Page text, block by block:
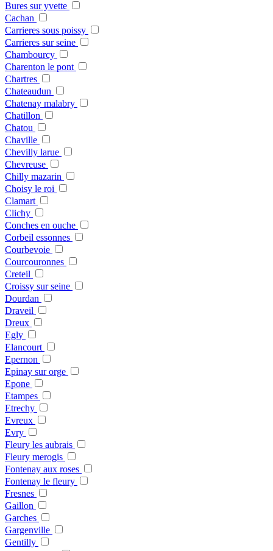
Bures sur yvette
Cachan
Carrieres sous poissy
Carrieres sur seine
Chambourcy
Charenton le pont
Chartres
Chateaudun
Chatenay malabry
Chatillon
Chatou
Chaville
Chevilly larue
Chevreuse
Chilly mazarin
Choisy le roi
Clamart
Clichy
Conches en ouche
Corbeil essonnes
Courbevoie
Courcouronnes
Creteil
Croissy sur seine
Dourdan
Draveil
Dreux
Egly
Elancourt
Epernon
Epinay sur orge
Epone
Etampes
Etrechy
Evreux
Evry
Fleury les aubrais
Fleury merogis
Fontenay aux roses
Fontenay le fleury
Fresnes
Gaillon
Garches
Gargenville
Gentilly